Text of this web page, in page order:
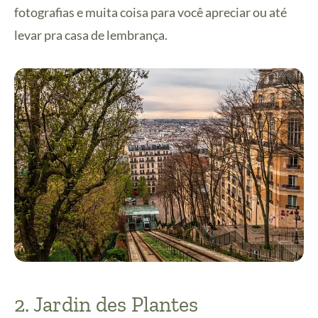
fotografias e muita coisa para você apreciar ou até
levar pra casa de lembrança.
2. Jardin des Plantes